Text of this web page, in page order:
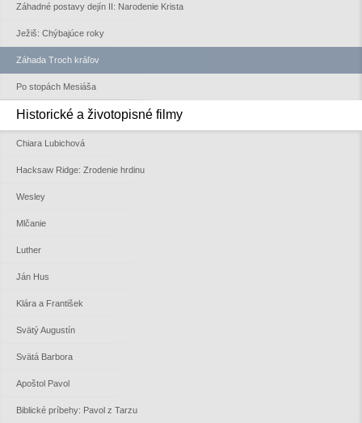
Záhadné postavy dejín II: Narodenie Krista
Ježiš: Chýbajúce roky
Záhada Troch kráľov
Po stopách Mesiáša
Historické a životopisné filmy
Chiara Lubichová
Hacksaw Ridge: Zrodenie hrdinu
Wesley
Mlčanie
Luther
Ján Hus
Klára a František
Svätý Augustín
Svätá Barbora
Apoštol Pavol
Biblické príbehy: Pavol z Tarzu